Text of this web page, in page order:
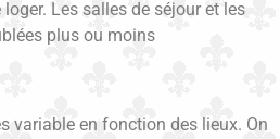
Les salles de séjour et les
plus ou moins
variable en fonction des lieux. On